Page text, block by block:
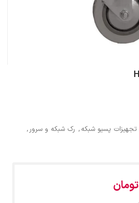
تجهیزات پسیو شبکه, رک شبکه و سرور ,
تومان